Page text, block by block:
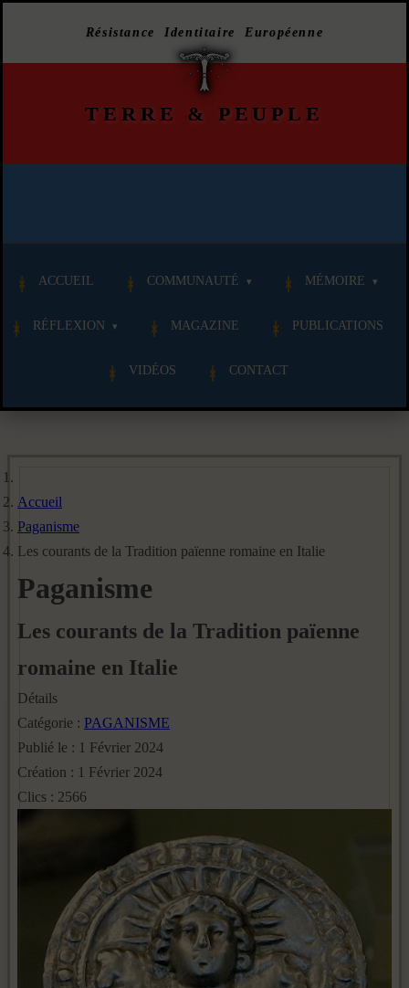
Résistance Identitaire Européenne
TERRE & PEUPLE
ACCUEIL COMMUNAUTÉ MÉMOIRE
RÉFLEXION MAGAZINE PUBLICATIONS
VIDÉOS CONTACT
Accueil
Paganisme
Les courants de la Tradition païenne romaine en Italie
Paganisme
Les courants de la Tradition païenne
romaine en Italie
Détails
Catégorie : PAGANISME
Publié le : 1 Février 2024
Création : 1 Février 2024
Clics : 2566